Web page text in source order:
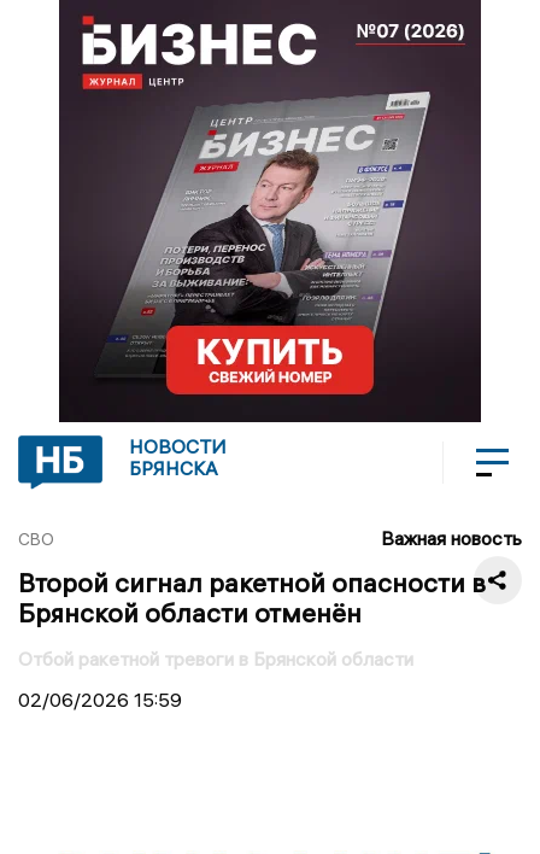
НОВОСТИ
БРЯНСКА
СВО Важная новость
Второй сигнал ракетной опасности в
Брянской области отменён
Отбой ракетной тревоги в Брянской области
02/06/2026 15:59